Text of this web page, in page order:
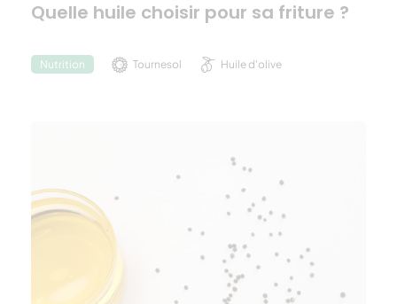
Quelle huile choisir pour sa friture ?
Nutrition Tournesol Huile d'olive